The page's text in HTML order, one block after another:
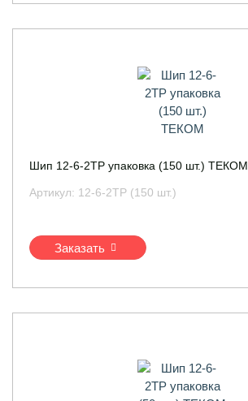
Шип 12-6-2ТР упаковка (150 шт.) ТЕКОМ
Артикул: 12-6-2ТР (150 шт.)
Заказать